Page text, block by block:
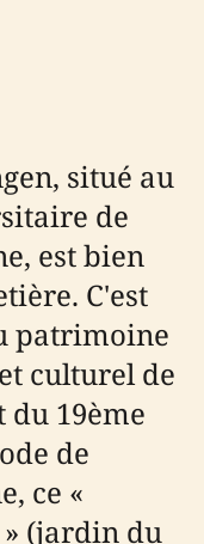
situé au
de
est bien
C'est
patrimoine
culturel de
19ème
de
ce «
» (jardin du